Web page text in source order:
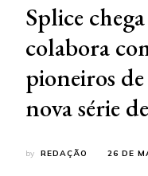
Splice
colabora
pioneiros
nova série
by REDAÇÃO 26 DE